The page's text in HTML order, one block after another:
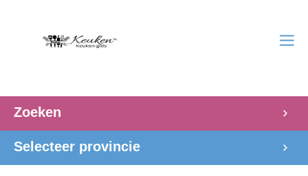
Zoeken
Selecteer provincie